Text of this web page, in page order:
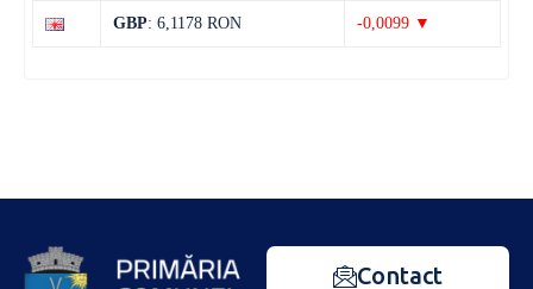
GBP: 6,1178 RON -0,0099 ▼
Contact